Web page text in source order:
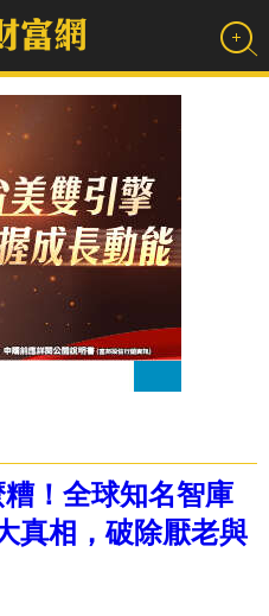
！全球知名智庫
真相，破除厭老與